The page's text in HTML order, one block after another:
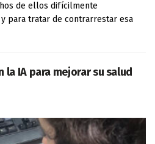
de ellos difícilmente
para tratar de contrarrestar esa
la IA para mejorar su salud